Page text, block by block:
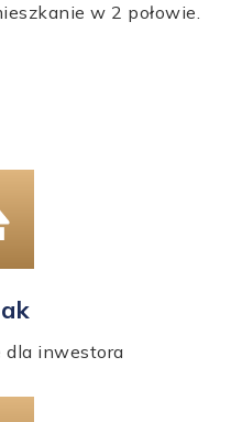
w 2 połowie.
dla inwestora